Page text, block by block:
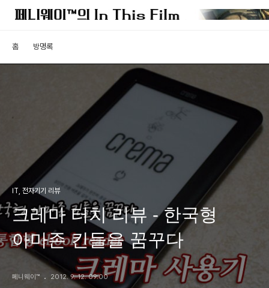
홈 방명록
IT, 전자기기 리뷰
크레마 터치 리뷰 - 한국형
아마존 킨들을 꿈꾸다
페니웨이™ 2012. 9. 12. 09:00